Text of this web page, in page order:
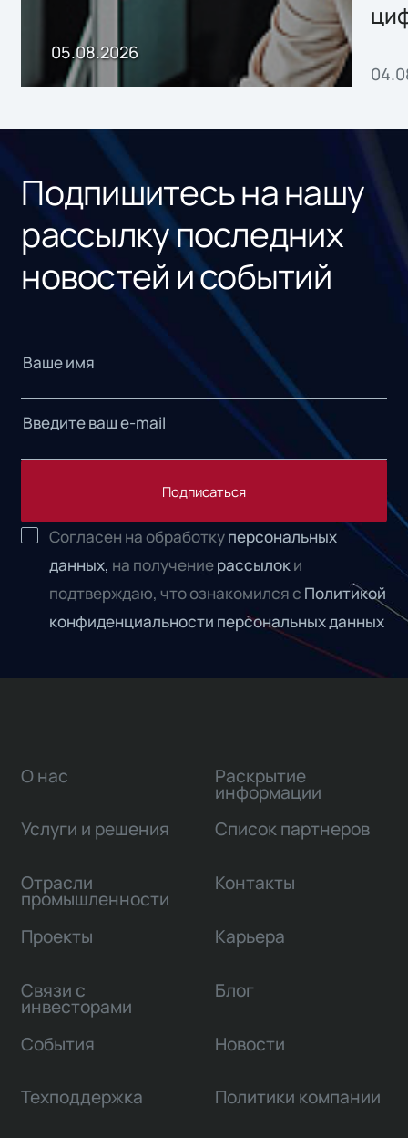
05.08.2026
Подпишитесь на нашу
рассылку последних
новостей и событий
Подписаться
Согласен на обработкуперсональных
данных, на получениерассылоки
подтверждаю, что ознакомился с Политикой
конфиденциальности персональных данных
О нас
Услуги и решения
Отрасли
промышленности
Проекты
Связи с
инвесторами
Раскрытие
информации
Список партнеров
Контакты
Карьера
Блог
События Новости
Техподдержка Политики компании